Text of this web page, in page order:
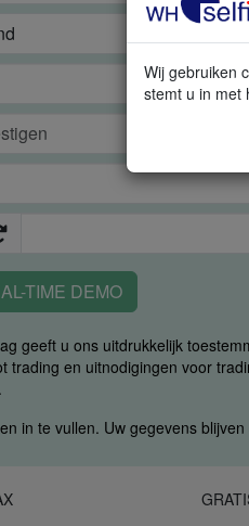
Wij gebruiken
stemt u in met
TIME DEMO
geeft u ons uitdrukkelijk
trading en uitnodigingen voor
in te vullen. Uw gegevens blijven